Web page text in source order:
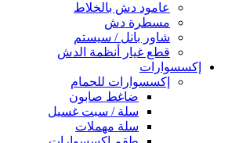
عامود دش بالخلاط
مسطرة دش
شاور بانل / سيستم
قطع غيار أنظمة الدش
إكسسوارات
إكسسوارات للحمام
ضاغط صابون
سلة / سبت غسيل
سلة مهملات